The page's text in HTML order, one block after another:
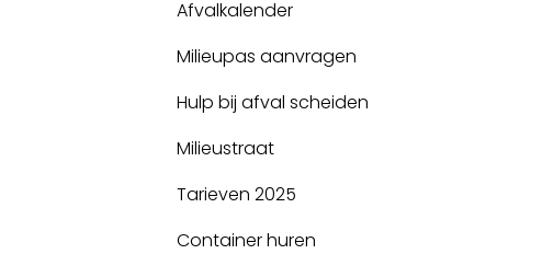
Afvalkalender
Milieupas aanvragen
Hulp bij afval scheiden
Milieustraat
Tarieven 2025
Container huren